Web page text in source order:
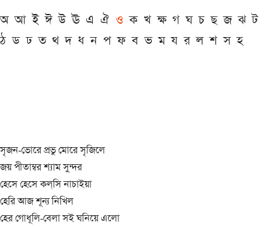
অ আ ই ঈ উ ঊ এ ঐ ও ক খ ক্ষ গ ঘ চ ছ জ ঝ ট
ঠ ড ঢ ত থ দ ধ ন প ফ ব ভ ম য র ল শ স হ
সৃজন-ভোরে প্রভু মোরে সৃজিলে
জয় পীতাম্বর শ্যাম সুন্দর
হেসে হেসে কল্‌সি নাচাইয়া
হেরি আজ শূন্য নিখিল
হের গোধূলি-বেলা সই ঘনিয়ে এলো